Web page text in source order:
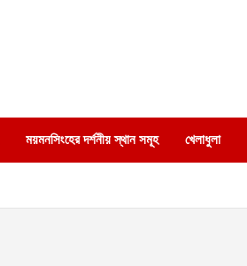
ময়মনসিংহের দর্শনীয় স্থান সমূহ খেলাধুলা